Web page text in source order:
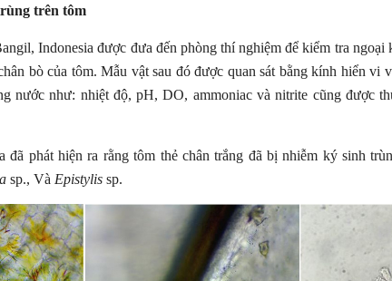
trên tôm
Indonesia được đưa đến phòng thí nghiệm để kiểm tra
bò của tôm. Mẫu vật sau đó được quan sát bằng kính hiển vi
nước như: nhiệt độ, pH, DO, ammoniac và nitrite cũng được
đã phát hiện ra rằng tôm thẻ chân trắng đã bị nhiễm ký sinh
sp., Và Epistylis sp.